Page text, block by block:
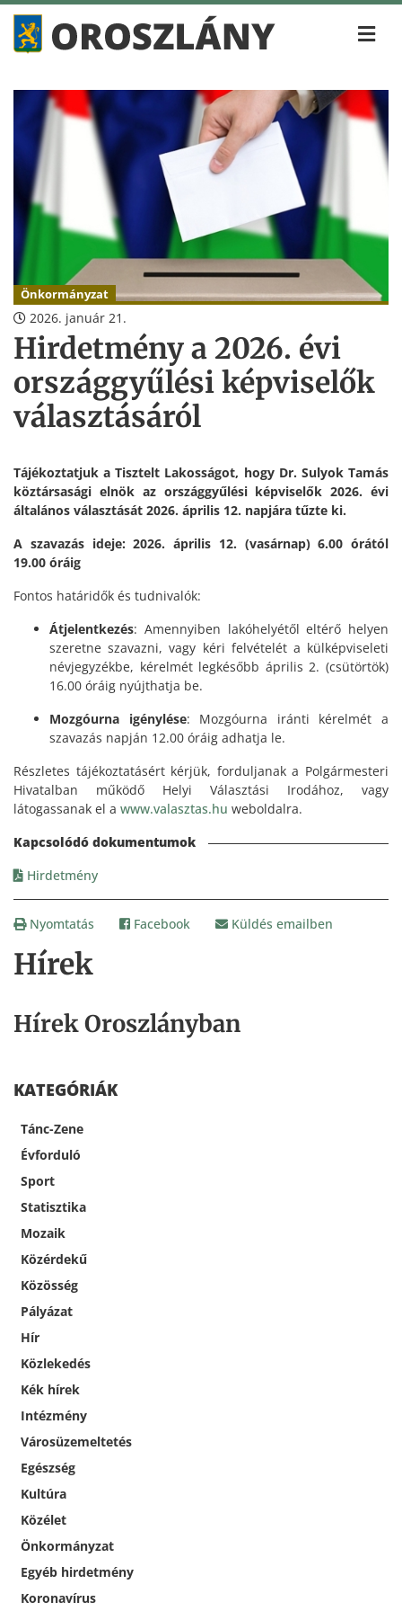
Hírek
Hírek Oroszlányban
KATEGÓRIÁK
Tánc-Zene
Évforduló
Sport
Statisztika
Mozaik
Közérdekű
Közösség
Pályázat
Hír
Közlekedés
Kék hírek
Intézmény
Városüzemeltetés
Egészség
Kultúra
Közélet
Önkormányzat
Egyéb hirdetmény
Koronavírus
Önkormányzat
2026. január 21.
Hirdetmény a 2026. évi
országgyűlési képviselők
választásáról
Tájékoztatjuk a Tisztelt Lakosságot, hogy Dr. Sulyok Tamás
köztársasági elnök az országgyűlési képviselők 2026. évi
általános választását 2026. április 12. napjára tűzte ki.
A szavazás ideje: 2026. április 12. (vasárnap) 6.00 órától
19.00 óráig
Fontos határidők és tudnivalók:
Átjelentkezés: Amennyiben lakóhelyétől eltérő helyen
szeretne szavazni, vagy kéri felvételét a külképviseleti
névjegyzékbe, kérelmét legkésőbb április 2. (csütörtök)
16.00 óráig nyújthatja be.
Mozgóurna igénylése: Mozgóurna iránti kérelmét a
szavazás napján 12.00 óráig adhatja le.
Részletes tájékoztatásért kérjük, forduljanak a Polgármesteri
Hivatalban működő Helyi Választási Irodához, vagy
látogassanak el a www.valasztas.hu weboldalra.
Hirdetmény
Nyomtatás Facebook Küldés emailben